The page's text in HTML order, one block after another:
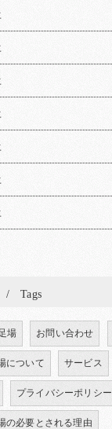
Tags
場 お問い合わせ
について サービス
プライバシーポリシー
の必要とされる理由